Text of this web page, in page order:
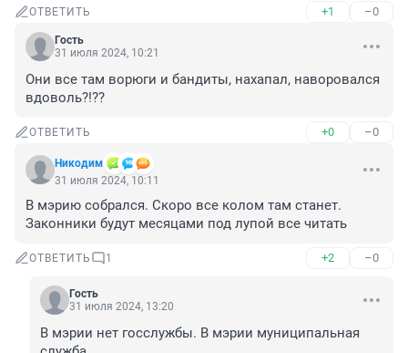
ОТВЕТИТЬ +1 –0
Гость
31 июля 2024, 10:21
Они все там ворюги и бандиты, нахапал, наворовался
вдоволь?!??
ОТВЕТИТЬ +0 –0
Никодим
31 июля 2024, 10:11
В мэрию собрался. Скоро все колом там станет.
Законники будут месяцами под лупой все читать
ОТВЕТИТЬ 1 +2 –0
Гость
31 июля 2024, 13:20
В мэрии нет госслужбы. В мэрии муниципальная